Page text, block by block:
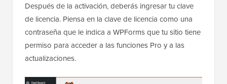
Después de la activación, deberás ingresar tu clave
de licencia. Piensa en la clave de licencia como una
contraseña que le indica a WPForms que tu sitio tiene
permiso para acceder a las funciones Pro y a las
actualizaciones.